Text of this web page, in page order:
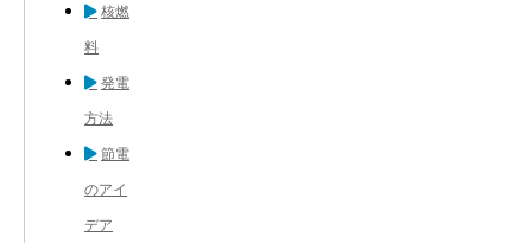
核燃
料
発電
方法
節電
のアイ
デア